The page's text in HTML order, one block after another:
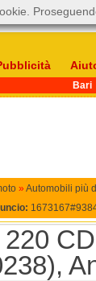
Bari
» Automobili più